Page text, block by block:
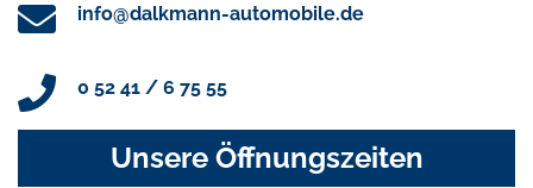
info@dalkmann-automobile.de
0 52 41 / 6 75 55
Unsere Öffnungszeiten